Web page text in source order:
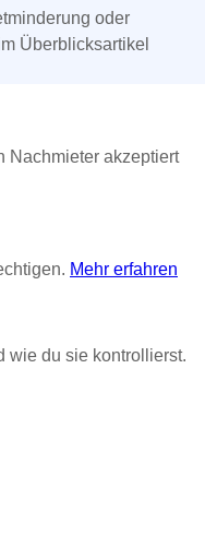
oder
Überblicksartikel
Nachmieter akzeptiert
Mehr erfahren
wie du sie kontrollierst.